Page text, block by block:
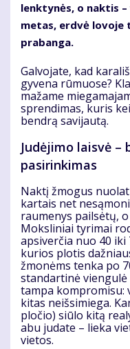
lenktynės, o naktis
metas, erdvė lovoje
prabanga.
Galvojate, kad
gyvena rūmuose?
mažame
sprendimas, kuris
bendrą savijautą.
Judėjimo laisvė –
pasirinkimas
Naktį žmogus
kartais net
raumenys pailsėtų,
Moksliniai tyrimai
apsiverčia nuo 40
kurios plotis
žmonėms tenka po
standartinė viengulė
tampa kompromisu:
kitas neišsimiega.
pločio) siūlo kitą
abu judate – lieka
vietos.